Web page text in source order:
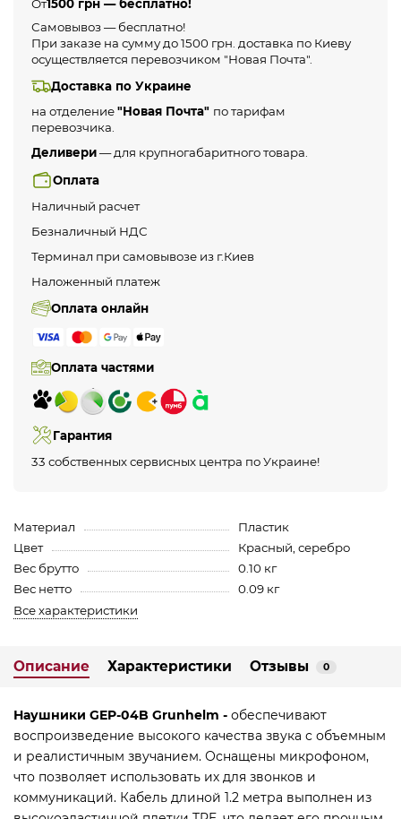
От1500 грн — бесплатно!
Самовывоз — бесплатно!
При заказе на сумму до 1500 грн. доставка по Киеву
осуществляется перевозчиком "Новая Почта".
Доставка по Украине
на отделение"Новая Почта" по тарифам
перевозчика.
Деливери— для крупногабаритного товара.
Оплата
Наличный расчет
Безналичный НДС
Терминал при самовывозе из г.Киев
Наложенный платеж
Оплата онлайн
Оплата частями
Гарантия
33 собственных сервисных центра по Украине!
Материал
Пластик
Цвет
Красный, серебро
Вес брутто
0.10 кг
Вес нетто
0.09 кг
Все характеристики
Описание Характеристики Отзывы 0
Наушники GEP-04B Grunhelm - обеспечивают
воспроизведение высокого качества звука с объемным
и реалистичным звучанием. Оснащены микрофоном,
что позволяет использовать их для звонков и
коммуникаций. Кабель длиной 1.2 метра выполнен из